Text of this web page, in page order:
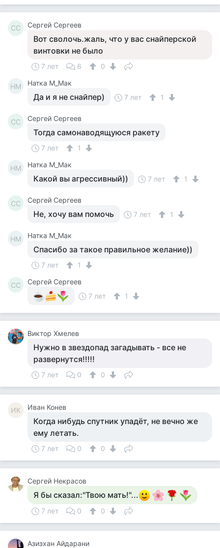
СС Сергей Сергеев
Вот сволочь.жаль, что у вас снайперской
винтовки не было
7 лет 6 0
НМ Натка М_Мак
Да и я не снайпер) 7 лет 1
СС Сергей Сергеев
Тогда самонаводящуюся ракету
7 лет 1
НМ Натка М_Мак
Какой вы агрессивный)) 7 лет 1
СС Сергей Сергеев
Не, хочу вам помочь 7 лет 1
НМ Натка М_Мак
Спасибо за такое правильное желание))
7 лет 1
СС
Сергей Сергеев
7 лет
1
Виктор Хмелев
Нужно в звездопад загадывать - все не
развернутся!!!!!
7 лет 0 0
ИК Иван Конев
Когда нибудь спутник упадёт, не вечно же
ему летать.
7 лет 0 0
Сергей Некрасов
Я бы сказал:"Твою мать!"...
7 лет 0 0
Азизхан Айдарани